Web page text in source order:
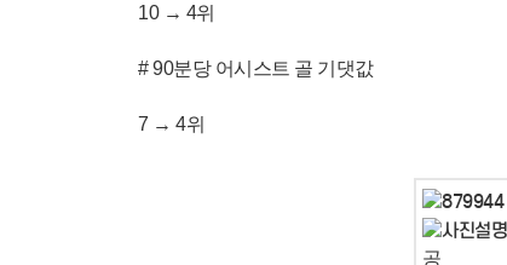
10 → 4위
# 90분당 어시스트 골 기댓값
7 → 4위
공